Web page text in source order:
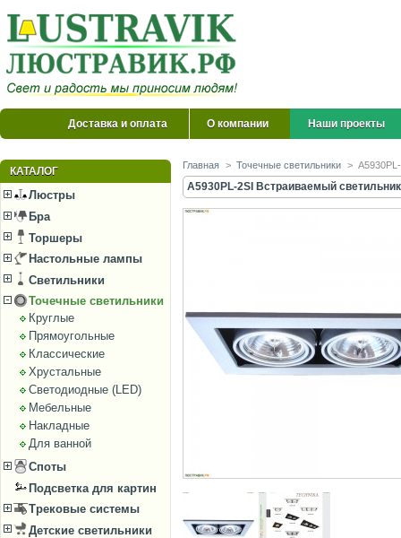
Доставка и оплата О компании Наши проекты
КАТАЛОГ
Люстры
Бра
Торшеры
Настольные лампы
Светильники
Точечные светильники
Круглые
Прямоугольные
Классические
Хрустальные
Светодиодные (LED)
Мебельные
Накладные
Для ванной
Споты
Подсветка для картин
Трековые системы
Детские светильники
Главная > Точечные светильники >
A5930PL-2SI Встраиваемый